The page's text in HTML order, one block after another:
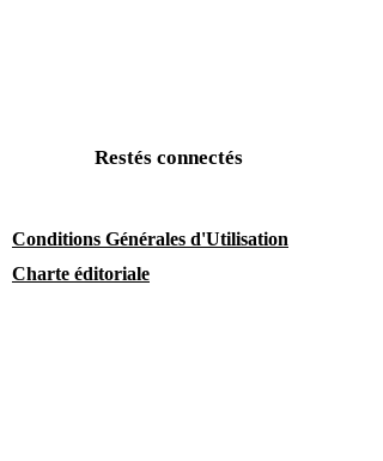
Restés connectés
Conditions Générales d'Utilisation
Charte éditoriale